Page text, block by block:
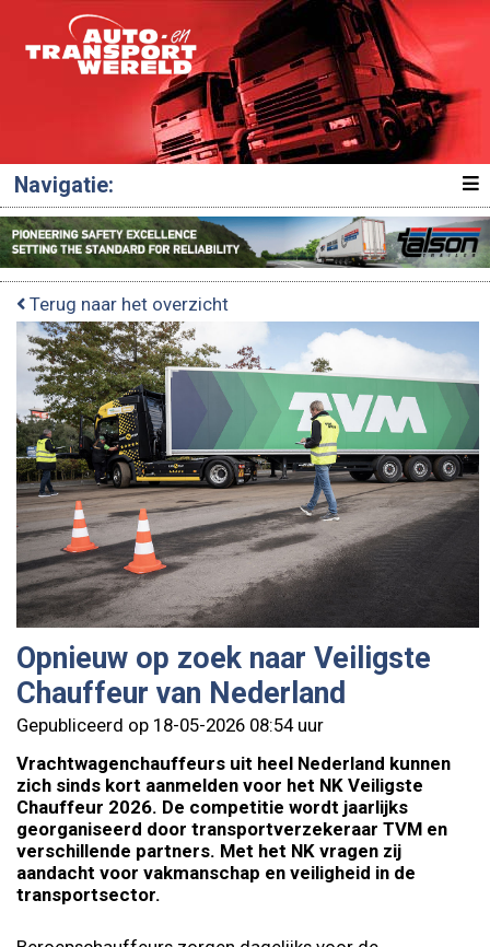
Navigatie:
Terug naar het overzicht
Opnieuw op zoek naar Veiligste
Chauffeur van Nederland
Gepubliceerd op 18-05-2026 08:54 uur
Vrachtwagenchauffeurs uit heel Nederland kunnen
zich sinds kort aanmelden voor het NK Veiligste
Chauffeur 2026. De competitie wordt jaarlijks
georganiseerd door transportverzekeraar TVM en
verschillende partners. Met het NK vragen zij
aandacht voor vakmanschap en veiligheid in de
transportsector.